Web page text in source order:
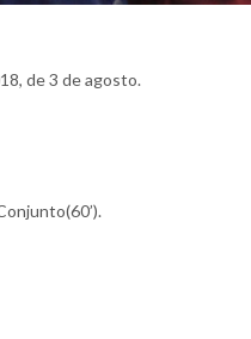
de 3 de agosto.